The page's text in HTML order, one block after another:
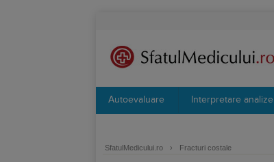
Autoevaluare Interpretare analize
SfatulMedicului.ro › Fracturi costale